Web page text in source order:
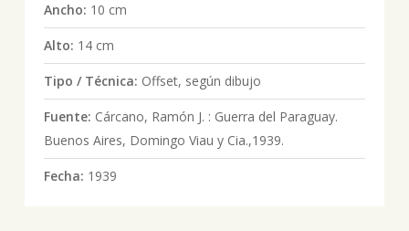
Ancho: 10 cm
Alto: 14 cm
Tipo / Técnica: Offset, según dibujo
Fuente: Cárcano, Ramón J. : Guerra del Paraguay.
Buenos Aires, Domingo Viau y Cia.,1939.
Fecha: 1939